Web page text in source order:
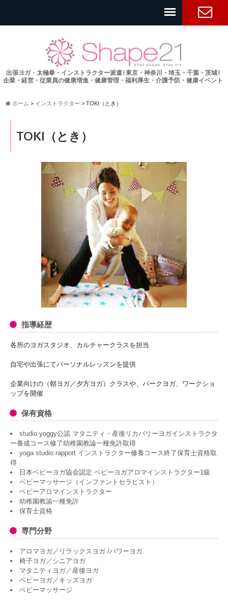
出張ヨガ・太極拳・インストラクター派遣 l 東京・神奈川・埼玉・千葉・茨城 l
企業・経営・従業員の健康増進・健康管理・福利厚生・介護予防・健康イベント
ホーム > インストラクター >TOKI（とき）
TOKI（とき）
指導経歴
各所のヨガスタジオ、カルチャークラスを担当
自宅や出張にてパーソナルレッスンを提供
企業向けの（朝ヨガ／夕方ヨガ）クラスや、パークヨガ、ワークショ
ップを開催
保有資格
studio yoggy公認 マタニティ・産後リカバリーヨガインストラクタ
ー養成コース修了幼稚園教論一種免許取得
yoga studio rapport インストラクター修養コース終了保育士資格取
得
日本ベビーヨガ協会認定 ベビーヨガアロマインストラクター1級
ベビーマッサージ（インファントセラピスト）
ベビーアロマインストラクター
幼稚園教諭一種免許
保育士資格
専門分野
アロマヨガ／リラックスヨガ /パワーヨガ
椅子ヨガ／シニアヨガ
マタニティヨガ／産後ヨガ
ベビーヨガ／キッズヨガ
ベビーマッサージ